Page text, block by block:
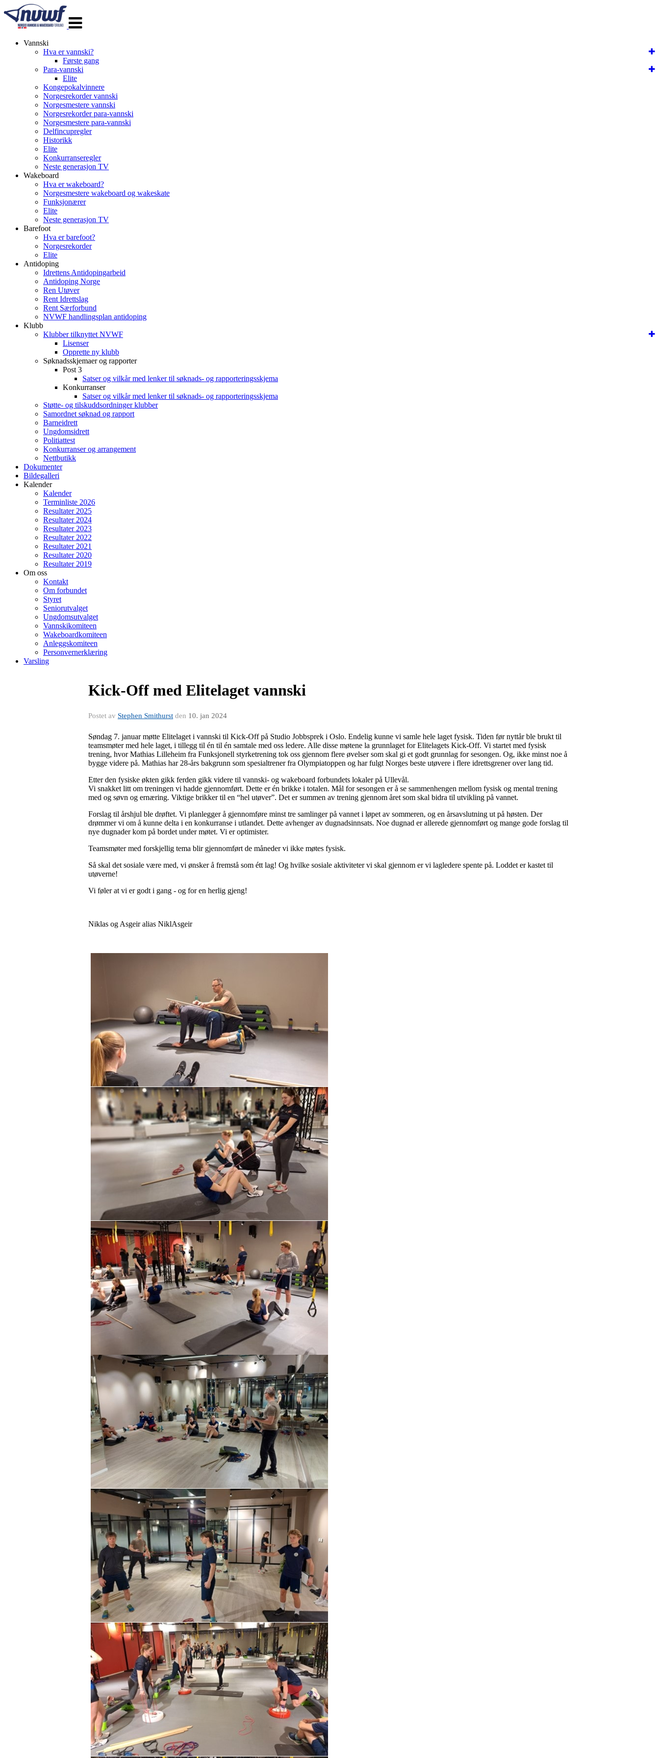
navigasjon
Vannski
Hva er vannski?
Første gang
Para-vannski
Elite
Kongepokalvinnere
Norgesrekorder vannski
Norgesmestere vannski
Norgesrekorder para-vannski
Norgesmestere para-vannski
Delfincupregler
Historikk
Elite
Konkurranseregler
Neste generasjon TV
Wakeboard
Hva er wakeboard?
Norgesmestere wakeboard og wakeskate
Funksjonærer
Elite
Neste generasjon TV
Barefoot
Hva er barefoot?
Norgesrekorder
Elite
Antidoping
Idrettens Antidopingarbeid
Antidoping Norge
Ren Utøver
Rent Idrettslag
Rent Særforbund
NVWF handlingsplan antidoping
Klubb
Klubber tilknyttet NVWF
Lisenser
Opprette ny klubb
Søknadsskjemaer og rapporter
Post 3
Satser og vilkår med lenker til søknads- og rapporteringsskjema
Konkurranser
Satser og vilkår med lenker til søknads- og rapporteringsskjema
Støtte- og tilskuddsordninger klubber
Samordnet søknad og rapport
Barneidrett
Ungdomsidrett
Politiattest
Konkurranser og arrangement
Nettbutikk
Dokumenter
Bildegalleri
Kalender
Kalender
Terminliste 2026
Resultater 2025
Resultater 2024
Resultater 2023
Resultater 2022
Resultater 2021
Resultater 2020
Resultater 2019
Om oss
Kontakt
Om forbundet
Styret
Seniorutvalget
Ungdomsutvalget
Vannskikomiteen
Wakeboardkomiteen
Anleggskomiteen
Personvernerklæring
Varsling
Kick-Off med Elitelaget vannski
Postet av Stephen Smithurst den 10. jan 2024
Søndag 7. januar møtte Elitelaget i vannski til Kick-Off på Studio Jobbsprek i Oslo. Endelig kunne vi samle hele laget fysisk. Tiden før nyttår ble brukt til
teamsmøter med hele laget, i tillegg til én til én samtale med oss ledere. Alle disse møtene la grunnlaget for Elitelagets Kick-Off. Vi startet med fysisk
trening, hvor Mathias Lilleheim fra Funksjonell styrketrening tok oss gjennom flere øvelser som skal gi et godt grunnlag for sesongen. Og, ikke minst noe å
bygge videre på. Mathias har 28-års bakgrunn som spesialtrener fra Olympiatoppen og har fulgt Norges beste utøvere i flere idrettsgrener over lang tid.
Etter den fysiske økten gikk ferden gikk videre til vannski- og wakeboard forbundets lokaler på Ullevål.
Vi snakket litt om treningen vi hadde gjennomført. Dette er én brikke i totalen. Mål for sesongen er å se sammenhengen mellom fysisk og mental trening
med og søvn og ernæring. Viktige brikker til en “hel utøver”. Det er summen av trening gjennom året som skal bidra til utvikling på vannet.
Forslag til årshjul ble drøftet. Vi planlegger å gjennomføre minst tre samlinger på vannet i løpet av sommeren, og en årsavslutning ut på høsten. Der
drømmer vi om å kunne delta i en konkurranse i utlandet. Dette avhenger av dugnadsinnsats. Noe dugnad er allerede gjennomført og mange gode forslag til
nye dugnader kom på bordet under møtet. Vi er optimister.
Teamsmøter med forskjellig tema blir gjennomført de måneder vi ikke møtes fysisk.
Så skal det sosiale være med, vi ønsker å fremstå som étt lag! Og hvilke sosiale aktiviteter vi skal gjennom er vi lagledere spente på. Loddet er kastet til
utøverne!
Vi føler at vi er godt i gang - og for en herlig gjeng!
Niklas og Asgeir alias NiklAsgeir